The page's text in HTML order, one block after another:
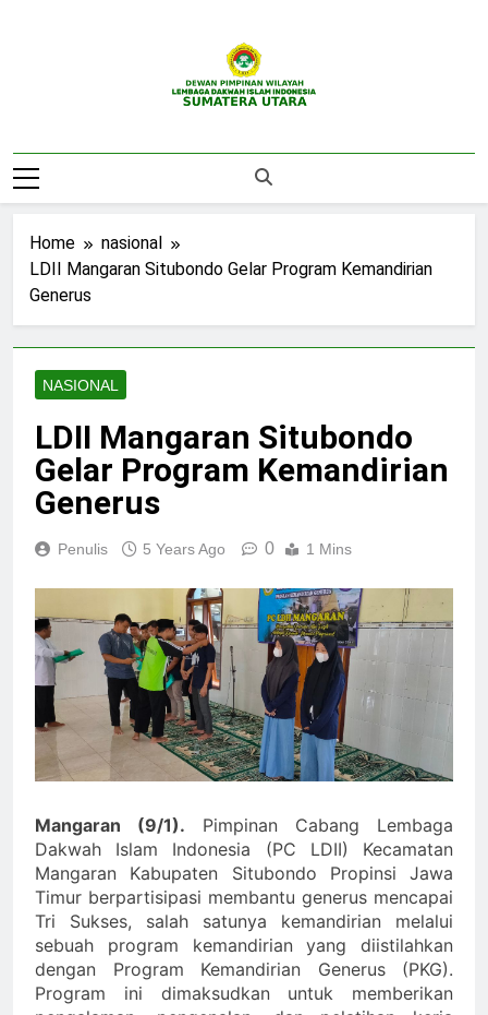
DPW LDII
Sumatera Utara
Home
nasional
LDII Mangaran Situbondo Gelar Program Kemandirian
Generus
NASIONAL
LDII Mangaran Situbondo
Gelar Program Kemandirian
Generus
Penulis 5 Years Ago 0 1 Mins
Mangaran (9/1). Pimpinan Cabang Lembaga
Dakwah Islam Indonesia (PC LDII) Kecamatan
Mangaran Kabupaten Situbondo Propinsi Jawa
Timur berpartisipasi membantu generus mencapai
Tri Sukses, salah satunya kemandirian melalui
sebuah program kemandirian yang diistilahkan
dengan Program Kemandirian Generus (PKG).
Program ini dimaksudkan untuk memberikan